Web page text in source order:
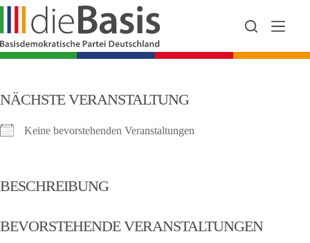
Zum
springen
NÄCHSTE VERANSTALTUNG
Keine bevorstehenden Veranstaltungen
BESCHREIBUNG
BEVORSTEHENDE VERANSTALTUNGEN